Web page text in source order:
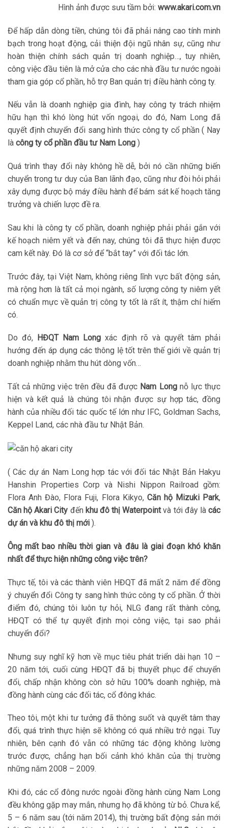
Hình ảnh được sưu tầm bởi: www.akari.com.vn
Để hấp dẫn dòng tiền, chúng tôi đã phải nâng cao tính minh
bạch trong hoạt động, cải thiện đội ngũ nhân sự, cũng như
hoàn thiện chính sách quản trị doanh nghiệp…, tuy nhiên,
công việc đầu tiên là mở cửa cho các nhà đầu tư nước ngoài
tham gia góp cổ phần, hỗ trợ Ban quản trị điều hành công ty.
Nếu vẫn là doanh nghiệp gia đình, hay công ty trách nhiệm
hữu hạn thì khó lòng hút vốn ngoại, do đó, Nam Long đã
quyết định chuyển đổi sang hình thức công ty cổ phần ( Nay
là công ty cổ phần đầu tư Nam Long )
Quá trình thay đổi này không hề dễ, bởi nó cần những biến
chuyển trong tư duy của Ban lãnh đạo, cũng như đòi hỏi phải
xây dựng được bộ máy điều hành để bám sát kế hoạch tăng
trưởng và chiến lược đề ra.
Sau khi là công ty cổ phần, doanh nghiệp phải phải gắn với
kế hoạch niêm yết và đến nay, chúng tôi đã thực hiện được
cam kết này. Đó là cơ sở để “bắt tay” với đối tác lớn.
Trước đây, tại Việt Nam, không riêng lĩnh vực bất động sản,
mà rộng hơn là tất cả mọi ngành, số lượng công ty niêm yết
có chuẩn mực về quản trị công ty tốt là rất ít, thậm chí hiếm
có.
Do đó, HĐQT Nam Long xác định rõ và quyết tâm phải
hướng đến áp dụng các thông lệ tốt trên thế giới về quản trị
doanh nghiệp nhằm thu hút dòng vốn…
Tất cả những việc trên đều đã được Nam Longnỗ lực thực
hiện và kết quả là chúng tôi nhận được sự hợp tác, đồng
hành của nhiều đối tác quốc tế lớn như IFC, Goldman Sachs,
Keppel Land, các nhà đầu tư Nhật Bản.
( Các dự án Nam Long hợp tác với đối tác Nhật Bản Hakyu
Hanshin Properties Corp và Nishi Nippon Railroad gồm:
Flora Anh Đào, Flora Fuji, Flora Kikyo, Căn hộ Mizuki Park,
Căn hộ Akari City đến khu đô thị Waterpointvà tới đây làcác
dự án và khu đô thị mới ).
Ông mất bao nhiều thời gian và đâu là giai đoạn khó khăn
nhất để thực hiện những công việc trên?
Thực tế, tôi và các thành viên HĐQT đã mất 2 năm để đồng
ý chuyển đổi Công ty sang hình thức công ty cổ phần. Ở thời
điểm đó, chúng tôi luôn tự hỏi, NLG đang rất thành công,
HĐQT có thể tự quyết định mọi công việc, tại sao phải
chuyển đổi?
Nhưng suy nghĩ kỹ hơn về mục tiêu phát triển dài hạn 10 –
20 năm tới, cuối cùng HĐQT đã bị thuyết phục để chuyển
đổi, chấp nhận không còn sở hữu 100% doanh nghiệp, mà
đồng hành cùng các đối tác, cổ đông khác.
Theo tôi, một khi tư tưởng đã thông suốt và quyết tâm thay
đổi, quá trình thực hiện sẽ không có quá nhiều trở ngại. Tuy
nhiên, bên cạnh đó vẫn có những tác động không lường
trước được, chẳng hạn bối cảnh khó khăn của thị trường
những năm 2008 – 2009.
Khi đó, các cổ đông nước ngoài đồng hành cùng Nam Long
đều không gặp may mắn, nhưng họ đã không từ bỏ. Chưa kể,
5 – 6 năm sau (tới năm 2014), thị trường bất động sản mới